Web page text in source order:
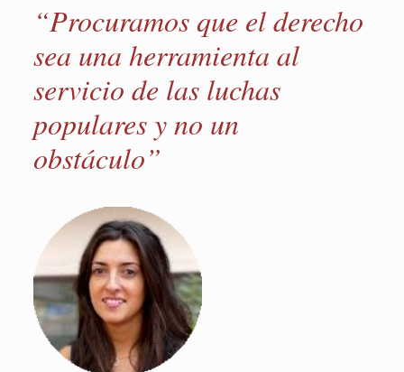
“Procuramos que el derecho
sea una herramienta al
servicio de las luchas
populares y no un
obstáculo”